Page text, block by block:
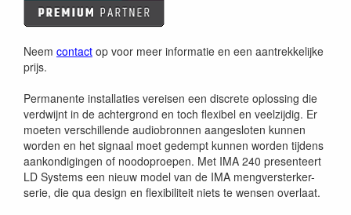
Neem contact op voor meer informatie en een aantrekkelijke
prijs.
Permanente installaties vereisen een discrete oplossing die
verdwijnt in de achtergrond en toch flexibel en veelzijdig. Er
moeten verschillende audiobronnen aangesloten kunnen
worden en het signaal moet gedempt kunnen worden tijdens
aankondigingen of noodoproepen. Met IMA 240 presenteert
LD Systems een nieuw model van de IMA mengversterker-
serie, die qua design en flexibiliteit niets te wensen overlaat.